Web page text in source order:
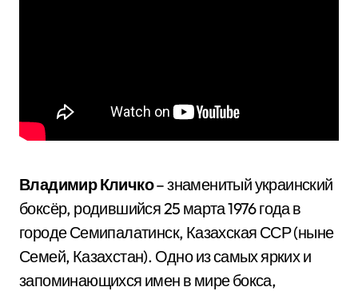
Владимир Кличко– знаменитый украинский
боксёр, родившийся 25 марта 1976 года в
городе Семипалатинск, Казахская ССР (ныне
Семей, Казахстан). Одно из самых ярких и
запоминающихся имен в мире бокса,